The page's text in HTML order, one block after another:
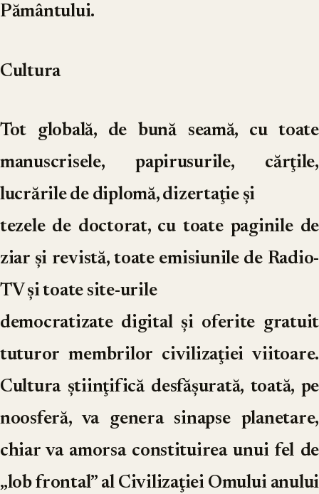
Pământului.
Cultura
Tot globală, de bună seamă, cu toate
manuscrisele, papirusurile, cărţile,
lucrările de diplomă, dizertaţie şi
tezele de doctorat, cu toate paginile de
ziar şi revistă, toate emisiunile de Radio-
TV şi toate site-urile
democratizate digital şi oferite gratuit
tuturor membrilor civilizaţiei viitoare.
Cultura ştiinţifică desfăşurată, toată, pe
noosferă, va genera sinapse planetare,
chiar va amorsa constituirea unui fel de
„lob frontal” al Civilizaţiei Omului anului